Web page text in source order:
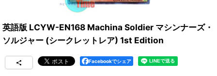
英語版 LCYW-EN168 Machina Soldier マシンナーズ・
ソルジャー (シークレットレア) 1st Edition
Facebookでシェア